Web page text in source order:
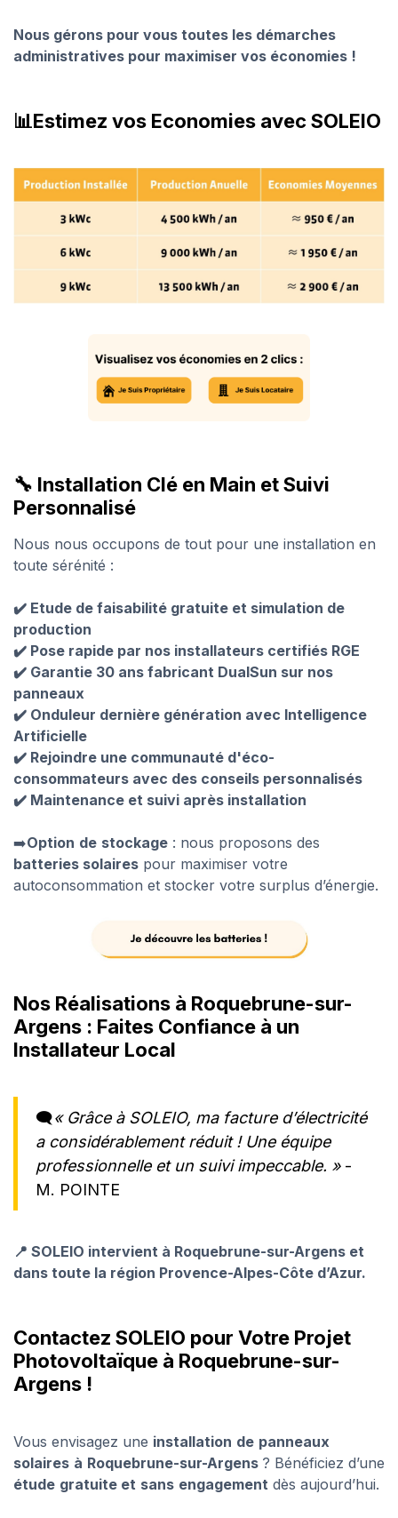
Nous gérons pour vous toutes les démarches
administratives pour maximiser vos économies !
📊Estimez vos Economies avec SOLEIO
🔧 Installation Clé en Main et Suivi
Personnalisé
Nous nous occupons de tout pour une installation en
toute sérénité :
✔️ Etude de faisabilité gratuite et simulation de
production
✔️ Pose rapide par nos installateurs certifiés RGE
✔️ Garantie 30 ans fabricant DualSun sur nos
panneaux
✔️ Onduleur dernière génération avec Intelligence
Artificielle
✔️ Rejoindre une communauté d'éco-
consommateurs avec des conseils personnalisés
✔️ Maintenance et suivi après installation
➡️Option de stockage : nous proposons des
batteries solaires pour maximiser votre
autoconsommation et stocker votre surplus d’énergie.
Nos Réalisations à Roquebrune-sur-
Argens : Faites Confiance à un
Installateur Local
🗨️« Grâce à SOLEIO, ma facture d’électricité
a considérablement réduit ! Une équipe
professionnelle et un suivi impeccable. »-
M. POINTE
📍 SOLEIO intervient à Roquebrune-sur-Argens et
dans toute la région Provence-Alpes-Côte d’Azur.
Contactez SOLEIO pour Votre Projet
Photovoltaïque à Roquebrune-sur-
Argens !
Vous envisagez une installation de panneaux
solaires à Roquebrune-sur-Argens ? Bénéficiez d’une
étude gratuite et sans engagement dès aujourd’hui.